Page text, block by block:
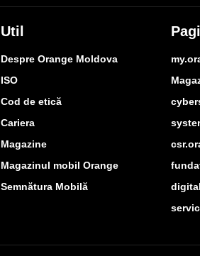
Util
Despre Orange Moldova
ISO
Cod de etică
Cariera
Magazine
Magazinul mobil Orange
Semnătura Mobilă